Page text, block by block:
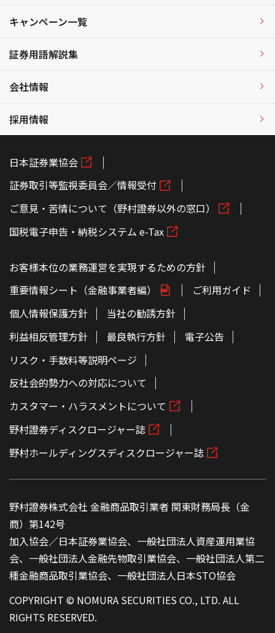
キャンペーン一覧
証券用語解説集
会社情報
採用情報
日本証券業協会
証券取引等監視委員会／情報受付
ご意見・苦情について（野村證券以外の窓口）
国税電子申告・納税システム e-Tax
お客様本位の業務運営を実現するための方針
重要情報シート（金融事業者編）
ご利用ガイド
個人情報保護方針
当社の勧誘方針
利益相反管理方針
最良執行方針
電子公告
リスク・手数料等説明ページ
反社会的勢力への対応について
カスタマー・ハラスメントについて
野村證券ディスクロージャー誌
野村ホールディングスディスクロージャー誌
野村證券株式会社 金融商品取引業者 関東財務局長（金
商）第142号
加入協会／日本証券業協会、一般社団法人資産運用業協
会、一般社団法人金融先物取引業協会、一般社団法人第二
種金融商品取引業協会、一般社団法人日本STO協会
COPYRIGHT © NOMURA SECURITIES CO., LTD. ALL
RIGHTS RESERVED.